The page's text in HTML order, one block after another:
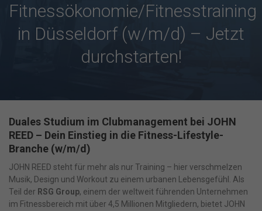
Fitnessökonomie/Fitnesstraining
in Düsseldorf (w/m/d) – Jetzt
durchstarten!
Duales Studium im Clubmanagement bei JOHN
REED – Dein Einstieg in die Fitness-Lifestyle-
Branche (w/m/d)
JOHN REED steht für mehr als nur Training – hier verschmelzen
Musik, Design und Workout zu einem urbanen Lebensgefühl. Als
Teil der RSG Group, einem der weltweit führenden Unternehmen
im Fitnessbereich mit über 4,5 Millionen Mitgliedern, bietet JOHN